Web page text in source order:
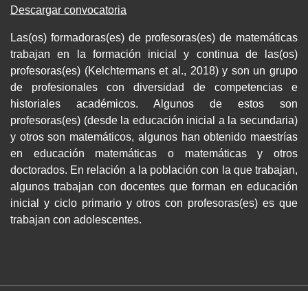
Descargar convocatoria
Las(os) formadoras(es) de profesoras(es) de matemáticas
trabajan en la formación inicial y continua de las(os)
profesoras(es) (Kelchtermans et al., 2018) y son un grupo
de profesionales con diversidad de competencias e
historiales académicos. Algunos de estos son
profesoras(es) (desde la educación inicial a la secundaria)
y otros son matemáticos, algunos han obtenido maestrías
en educación matemáticas o matemáticas y otros
doctorados. En relación a la población con la que trabajan,
algunos trabajan con docentes que forman en educación
inicial y ciclo primario y otros con profesoras(es) es que
trabajan con adolescentes.